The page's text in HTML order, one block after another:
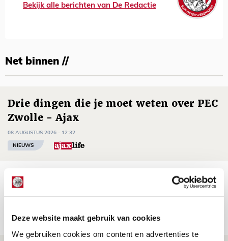
Deze website maakt gebruik van cookies
We gebruiken cookies om content en advertenties te
Bekijk alle berichten van De Redactie
Net binnen //
Drie dingen die je moet weten over PEC
Zwolle - Ajax
08 AUGUSTUS 2026 - 12:32
NIEUWS
Míchels elf: met welke formatie begin
jij aan nieuw eredivisieseizoen?
NIEUWS